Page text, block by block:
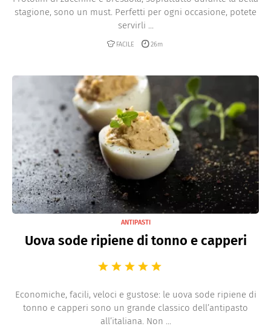
stagione, sono un must. Perfetti per ogni occasione, potete
servirli ...
FACILE 26m
ANTIPASTI
Uova sode ripiene di tonno e capperi
Economiche, facili, veloci e gustose: le uova sode ripiene di
tonno e capperi sono un grande classico dell’antipasto
all’italiana. Non ...